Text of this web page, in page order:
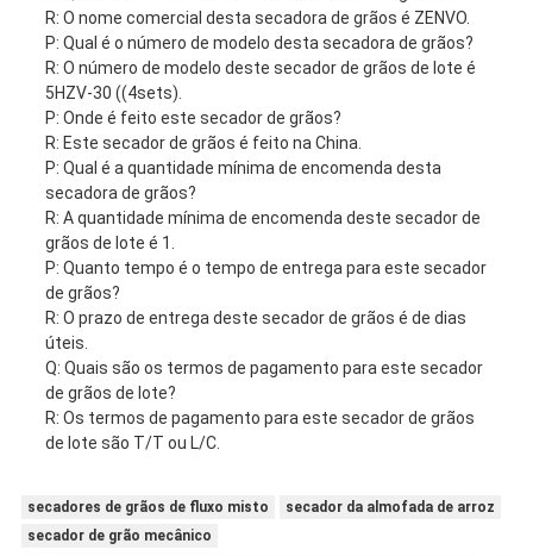
R: O nome comercial desta secadora de grãos é ZENVO.
P: Qual é o número de modelo desta secadora de grãos?
R: O número de modelo deste secador de grãos de lote é
5HZV-30 ((4sets).
P: Onde é feito este secador de grãos?
R: Este secador de grãos é feito na China.
P: Qual é a quantidade mínima de encomenda desta
secadora de grãos?
R: A quantidade mínima de encomenda deste secador de
grãos de lote é 1.
P: Quanto tempo é o tempo de entrega para este secador
de grãos?
R: O prazo de entrega deste secador de grãos é de dias
úteis.
Q: Quais são os termos de pagamento para este secador
de grãos de lote?
R: Os termos de pagamento para este secador de grãos
de lote são T/T ou L/C.
secadores de grãos de fluxo misto
secador da almofada de arroz
secador de grão mecânico